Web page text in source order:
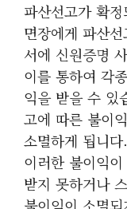
파산선고가 확
면장에게 파산
서에 신원증명
이를 통하여 각
익을 받을 수 있
고에 따른 불이
소멸하게 됩니
이러한 불이익
받지 못하거나